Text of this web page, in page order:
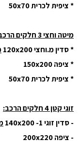
* ציפית לכרית 50x70
מיטה וחצי 3 חלקים הרכב:
* סדין מ.וחצי 120x200
* ציפה 150x200
* ציפית לכרית 50x70
זוגי קטן 4 חלקים הרכב:
- סדין זוגי 140x200 -1
- ציפה 200x220